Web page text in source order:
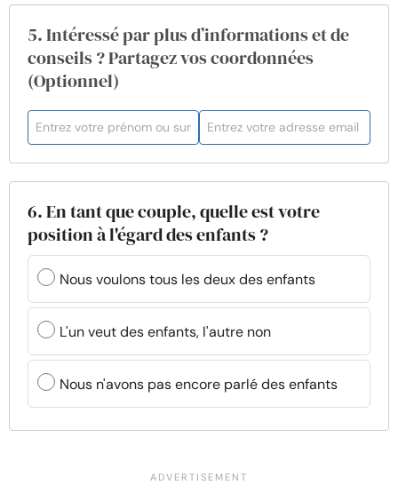
5. Intéressé par plus d’informations et de
conseils ? Partagez vos coordonnées
(Optionnel)
6. En tant que couple, quelle est votre
position à l'égard des enfants ?
Nous voulons tous les deux des enfants
L'un veut des enfants, l'autre non
Nous n'avons pas encore parlé des enfants